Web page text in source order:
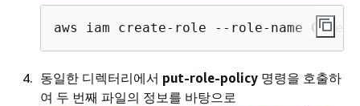
aws iam create-role --role-name
동일한 디렉터리에서 put-role-policy 명령을 호출하
여 두 번째 파일의 정보를 바탕으로